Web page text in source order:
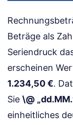
Beträge als
Seriendruck
erscheinen
1.234,50 €.
Sie \@
einheitliches